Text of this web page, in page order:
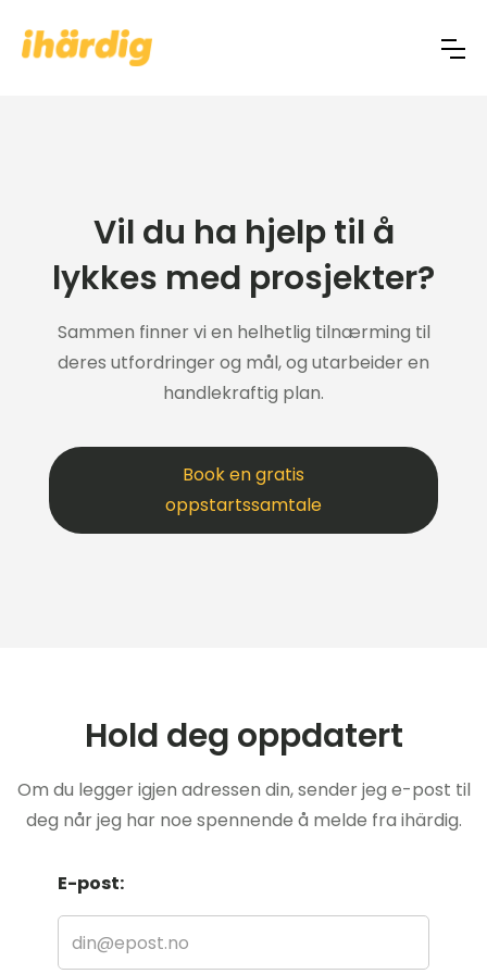
Vil du ha hjelp til å
lykkes med prosjekter?
Sammen finner vi en helhetlig tilnærming til
deres utfordringer og mål, og utarbeider en
handlekraftig plan.
Book en gratis
oppstartssamtale
Hold deg oppdatert
Om du legger igjen adressen din, sender jeg e-post til
deg når jeg har noe spennende å melde fra ihärdig.
E-post: